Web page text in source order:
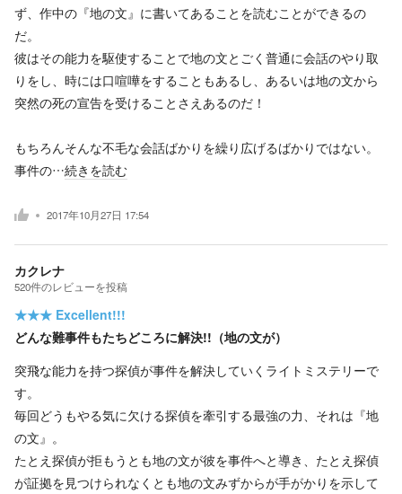
ず、作中の『地の文』に書いてあることを読むことができるの
だ。
彼はその能力を駆使することで地の文とごく普通に会話のやり取
りをし、時には口喧嘩をすることもあるし、あるいは地の文から
突然の死の宣告を受けることさえあるのだ！
もちろんそんな不毛な会話ばかりを繰り広げるばかりではない。
事件の…続きを読む
2017年10月27日 17:54
カクレナ
520件のレビューを投稿
★★★ Excellent!!!
どんな難事件もたちどころに解決!!（地の文が）
突飛な能力を持つ探偵が事件を解決していくライトミステリーで
す。
毎回どうもやる気に欠ける探偵を牽引する最強の力、それは『地
の文』。
たとえ探偵が拒もうとも地の文が彼を事件へと導き、たとえ探偵
が証拠を見つけられなくとも地の文みずからが手がかりを示して